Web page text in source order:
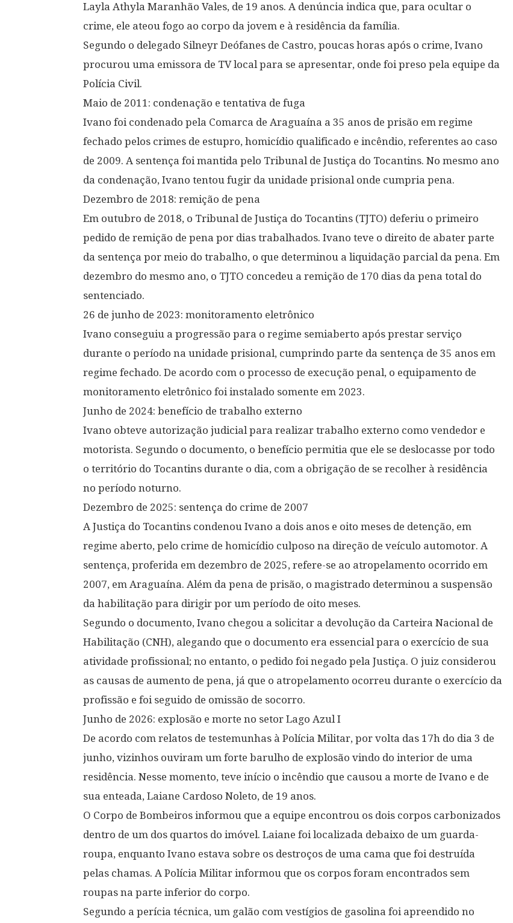
Layla Athyla Maranhão Vales, de 19 anos. A denúncia indica que, para ocultar o
crime, ele ateou fogo ao corpo da jovem e à residência da família.
Segundo o delegado Silneyr Deófanes de Castro, poucas horas após o crime, Ivano
procurou uma emissora de TV local para se apresentar, onde foi preso pela equipe da
Polícia Civil.
Maio de 2011: condenação e tentativa de fuga
Ivano foi condenado pela Comarca de Araguaína a 35 anos de prisão em regime
fechado pelos crimes de estupro, homicídio qualificado e incêndio, referentes ao caso
de 2009. A sentença foi mantida pelo Tribunal de Justiça do Tocantins. No mesmo ano
da condenação, Ivano tentou fugir da unidade prisional onde cumpria pena.
Dezembro de 2018: remição de pena
Em outubro de 2018, o Tribunal de Justiça do Tocantins (TJTO) deferiu o primeiro
pedido de remição de pena por dias trabalhados. Ivano teve o direito de abater parte
da sentença por meio do trabalho, o que determinou a liquidação parcial da pena. Em
dezembro do mesmo ano, o TJTO concedeu a remição de 170 dias da pena total do
sentenciado.
26 de junho de 2023: monitoramento eletrônico
Ivano conseguiu a progressão para o regime semiaberto após prestar serviço
durante o período na unidade prisional, cumprindo parte da sentença de 35 anos em
regime fechado. De acordo com o processo de execução penal, o equipamento de
monitoramento eletrônico foi instalado somente em 2023.
Junho de 2024: benefício de trabalho externo
Ivano obteve autorização judicial para realizar trabalho externo como vendedor e
motorista. Segundo o documento, o benefício permitia que ele se deslocasse por todo
o território do Tocantins durante o dia, com a obrigação de se recolher à residência
no período noturno.
Dezembro de 2025: sentença do crime de 2007
A Justiça do Tocantins condenou Ivano a dois anos e oito meses de detenção, em
regime aberto, pelo crime de homicídio culposo na direção de veículo automotor. A
sentença, proferida em dezembro de 2025, refere-se ao atropelamento ocorrido em
2007, em Araguaína. Além da pena de prisão, o magistrado determinou a suspensão
da habilitação para dirigir por um período de oito meses.
Segundo o documento, Ivano chegou a solicitar a devolução da Carteira Nacional de
Habilitação (CNH), alegando que o documento era essencial para o exercício de sua
atividade profissional; no entanto, o pedido foi negado pela Justiça. O juiz considerou
as causas de aumento de pena, já que o atropelamento ocorreu durante o exercício da
profissão e foi seguido de omissão de socorro.
Junho de 2026: explosão e morte no setor Lago Azul I
De acordo com relatos de testemunhas à Polícia Militar, por volta das 17h do dia 3 de
junho, vizinhos ouviram um forte barulho de explosão vindo do interior de uma
residência. Nesse momento, teve início o incêndio que causou a morte de Ivano e de
sua enteada, Laiane Cardoso Noleto, de 19 anos.
O Corpo de Bombeiros informou que a equipe encontrou os dois corpos carbonizados
dentro de um dos quartos do imóvel. Laiane foi localizada debaixo de um guarda-
roupa, enquanto Ivano estava sobre os destroços de uma cama que foi destruída
pelas chamas. A Polícia Militar informou que os corpos foram encontrados sem
roupas na parte inferior do corpo.
Segundo a perícia técnica, um galão com vestígios de gasolina foi apreendido no